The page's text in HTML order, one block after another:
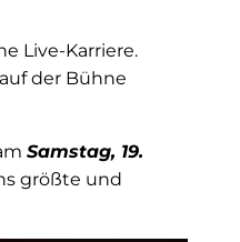
Live-Karriere.
der Bühne
Samstag, 19.
größte und